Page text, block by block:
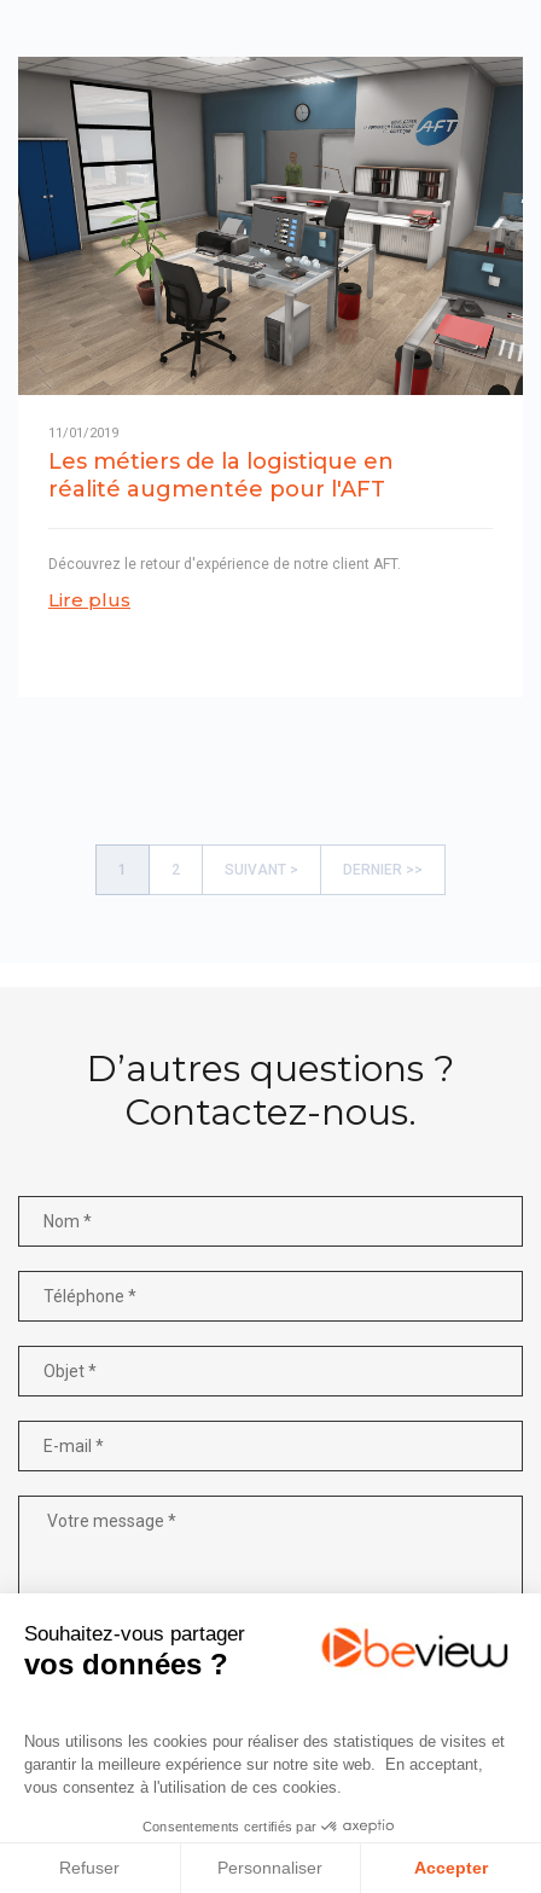
11/01/2019
Les métiers de la logistique en
réalité augmentée pour l'AFT
Découvrez le retour d'expérience de notre client AFT.
Lire plus
1 2 SUIVANT > DERNIER >>
D’autres questions ?
Contactez-nous.
* Champs obligatoires
ENVOYER
Souhaitez-vous partager
vos données ?
Nous utilisons les cookies pour réaliser des statistiques de visites et
garantir la meilleure expérience sur notre site web. En acceptant,
vous consentez à l'utilisation de ces cookies.
Consentements certifiés par
Refuser Personnaliser Accepter